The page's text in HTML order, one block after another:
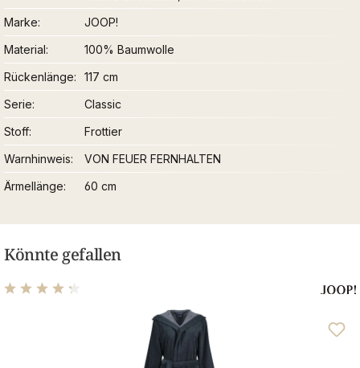
Marke
JOOP!
Material
100% Baumwolle
Rückenlänge
117 cm
Serie
Classic
Stoff
Frottier
Warnhinweis
VON FEUER FERNHALTEN
Ärmellänge
60 cm
Könnte gefallen
Durchschnittliche Bewertung von 4.25 von 5 Sternen